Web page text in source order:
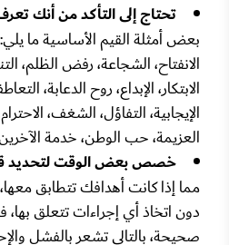
تحتاج إلى التأكد من أنك
بعض أمثلة القيم الأساسية ما يلي:
الانفتاح، الشجاعة، رفض الظلم،
الابتكار، الإبداع، روح الدعابة،
الإيجابية، التفاؤل، الشغف،
العزيمة، حب الوطن، خدمة
خصص بعض الوقت لتحديد
مما إذا كانت أهدافك تتطابق
دون اتخاذ أي إجراءات تتعلق
صحيحة، بالتالي تشعر بالفشل